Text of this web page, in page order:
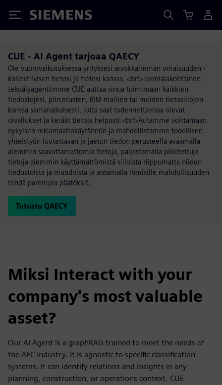
Siemens
CUE - AI Agent tarjoaa QAECY
Ole vuorovaikutuksessa yrityksesi arvokkaimman omaisuuden -
kollektiivisen tietosi ja tietosi kanssa. <br/>Toimialakohtainen
tekoälyagenttimme CUE auttaa sinua toimimaan kaikkien
tiedostojesi, piirustusten, BIM-mallien tai muiden tietosiilojen
kanssa samanaikaisesti, jotta saat todennettavissa olevat
oivallukset ja keräät tietoja helposti.<br/>Autamme voittamaan
nykyisen reklamaatiokäytännön ja mahdollistamme todellisen
yhteistyön luotettavan ja jaetun tiedon perusteella avaamalla
aiemmin saavuttamattomia tietoja, paljastamalla piilotettuja
tietoja aiemmin käyttämättömistä siiloista riippumatta niiden
tiedostoista ja muodoista ja antamalla ihmisille mahdollisuuden
tehdä parempia päätöksiä.
Tutustu QAECY
Miksi Interact with your
company's most valuable
asset?
Our AI Agent is a graphRAG trained to meet the needs of
the AEC industry. It is agnostic to specific classification
systems. It can identify relations and insights in any
planning, construction, or operations context. CUE